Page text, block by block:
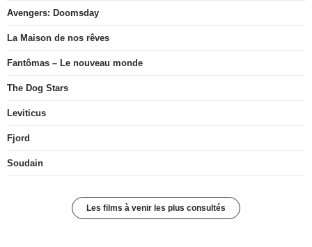
Avengers: Doomsday
La Maison de nos rêves
Fantômas – Le nouveau monde
The Dog Stars
Leviticus
Fjord
Soudain
Les films à venir les plus consultés